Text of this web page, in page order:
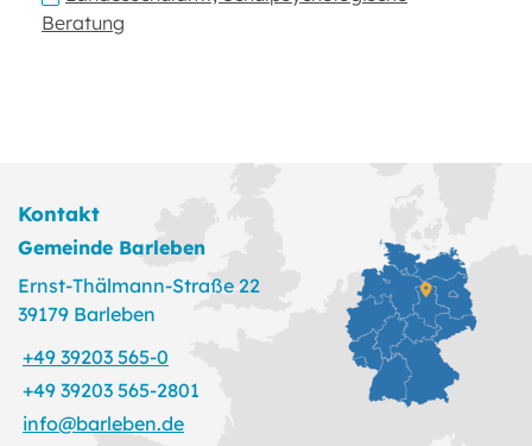
Beratung
Kontakt
Gemeinde Barleben
Ernst-Thälmann-Straße 22
39179 Barleben
+49 39203 565-0
+49 39203 565-2801
info@barleben.de